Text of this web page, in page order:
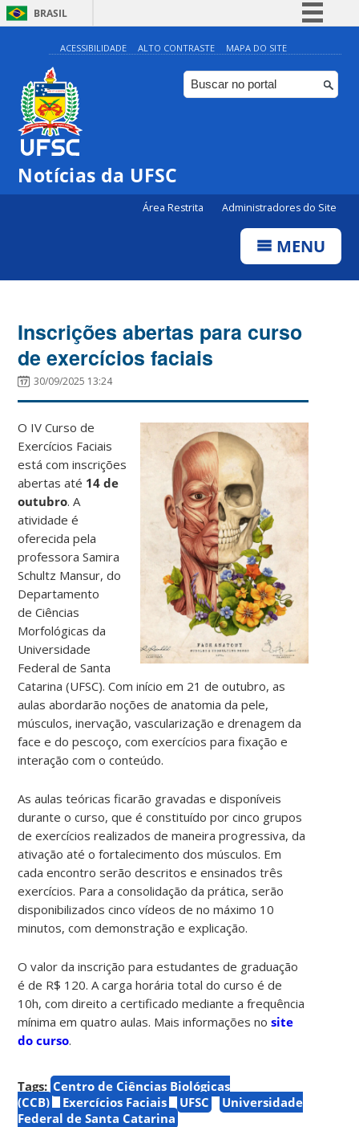
BRASIL
Simplifique!
Comunica BR
Participe
ACESSIBILIDADE ALTO CONTRASTE MAPA DO SITE
Notícias da UFSC
Área Restrita Administradores do Site
MENU
Inscrições abertas para curso
de exercícios faciais
30/09/2025 13:24
O IV Curso de
Exercícios Faciais
está com inscrições
abertas até 14 de
outubro. A
atividade é
oferecida pela
professora Samira
Schultz Mansur, do
Departamento
de Ciências
Morfológicas da
Universidade
Federal de Santa
Catarina (UFSC). Com início em 21 de outubro, as
aulas abordarão noções de anatomia da pele,
músculos, inervação, vascularização e drenagem da
face e do pescoço, com exercícios para fixação e
interação com o conteúdo.
As aulas teóricas ficarão gravadas e disponíveis
durante o curso, que é constituído por cinco grupos
de exercícios realizados de maneira progressiva, da
ativação até o fortalecimento dos músculos. Em
cada encontro serão descritos e ensinados três
exercícios. Para a consolidação da prática, serão
disponibilizados cinco vídeos de no máximo 10
minutos, com demonstração e explicação.
O valor da inscrição para estudantes de graduação
é de R$ 120. A carga horária total do curso é de
10h, com direito a certificado mediante a frequência
mínima em quatro aulas. Mais informações nosite
do curso.
Tags: Centro de Ciências Biológicas
(CCB)
Exercícios Faciais UFSC
Universidade
Federal de Santa Catarina